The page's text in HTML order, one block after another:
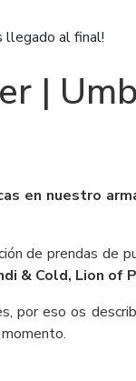
llegado al final!
|
en nuestro
de prendas
& Cold, Lion of
por eso os